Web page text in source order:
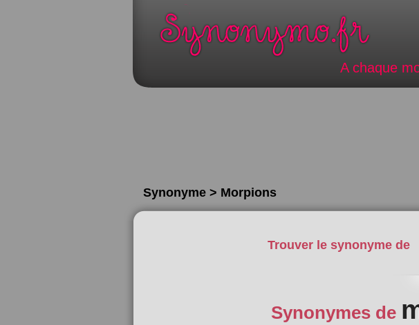
A chaque
Synonyme > Morpions
Trouver le synonyme de
Synonymes de